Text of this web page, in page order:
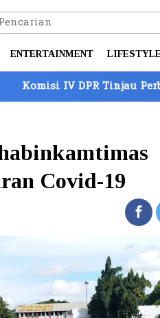
ENTERTAINMENT LIFESTYLE
Perbatasan Batam,
Covid-19